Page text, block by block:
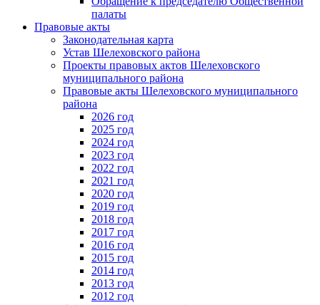
палаты
Правовые акты
Законодательная карта
Устав Шелеховского района
Проекты правовых актов Шелеховского
муниципального района
Правовые акты Шелеховского муниципального
района
2026 год
2025 год
2024 год
2023 год
2022 год
2021 год
2020 год
2019 год
2018 год
2017 год
2016 год
2015 год
2014 год
2013 год
2012 год